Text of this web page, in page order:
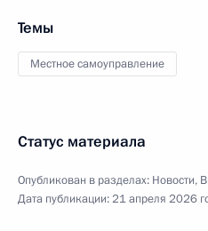
Темы
Местное самоуправление
Статус материала
Опубликован в разделах: Новости,
Дата публикации:21 апреля 2026